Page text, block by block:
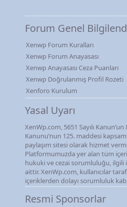
Forum Genel
Xenwp Forum Kuralları
Xenwp Forum Anayasası
Xenwp Anayasası Ceza Puanları
Xenwp Doğrulanmış Profil Rozeti
Xenforo Kurulum
Yasal Uyarı
XenWp.com, 5651 Sayılı
Kanunu’nun 125. maddesi
paylaşım sitesi olarak hizmet
Platformumuzda yer alan tüm
hukuki ve cezai sorumluluğu,
aittir. XenWp.com, kullanıcılar
içeriklerden dolayı sorumluluk
Resmi Sponsorlar